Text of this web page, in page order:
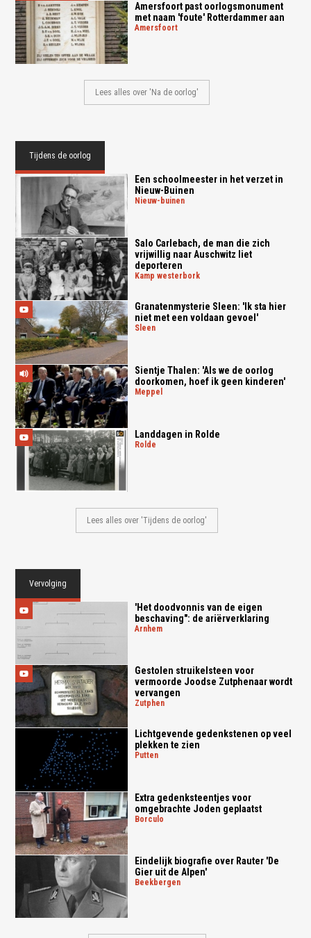
Amersfoort past oorlogsmonument
met naam 'foute' Rotterdammer aan
amersfoort
Lees alles over 'Na de oorlog'
Tijdens de oorlog
Een schoolmeester in het verzet in
Nieuw-Buinen
nieuw-buinen
Salo Carlebach, de man die zich
vrijwillig naar Auschwitz liet
deporteren
kamp westerbork
Granatenmysterie Sleen: 'Ik sta hier
niet met een voldaan gevoel'
sleen
Sientje Thalen: 'Als we de oorlog
doorkomen, hoef ik geen kinderen'
meppel
Landdagen in Rolde
rolde
Lees alles over 'Tijdens de oorlog'
Vervolging
'Het doodvonnis van de eigen
beschaving": de ariërverklaring
arnhem
Gestolen struikelsteen voor
vermoorde Joodse Zutphenaar wordt
vervangen
zutphen
Lichtgevende gedenkstenen op veel
plekken te zien
putten
Extra gedenksteentjes voor
omgebrachte Joden geplaatst
borculo
Eindelijk biografie over Rauter 'De
Gier uit de Alpen'
beekbergen